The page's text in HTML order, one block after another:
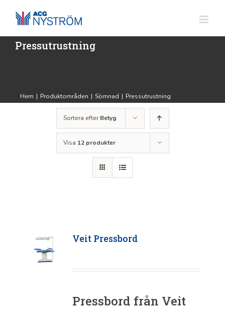
innehållet
Pressutrustning
Hem | Produktområden | Sömnad | Pressutrustning
Sortera efterBetyg
Visa 12 produkter
Veit Pressbord
Pressbord från Veit